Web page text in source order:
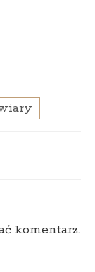
komentarz.